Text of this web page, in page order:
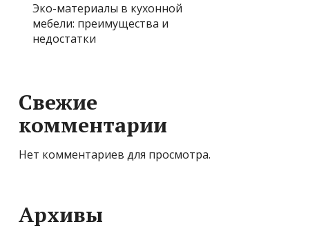
Эко-материалы в кухонной
мебели: преимущества и
недостатки
Свежие
комментарии
Нет комментариев для просмотра.
Архивы